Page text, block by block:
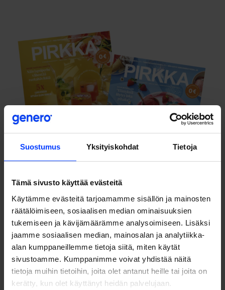
Suostumus Yksityiskohdat Tietoja
Tämä sivusto käyttää evästeitä
Käytämme evästeitä tarjoamamme sisällön ja mainosten
räätälöimiseen, sosiaalisen median ominaisuuksien
tukemiseen ja kävijämäärämme analysoimiseen. Lisäksi
jaamme sosiaalisen median, mainosalan ja analytiikka-
alan kumppaneillemme tietoja siitä, miten käytät
sivustoamme. Kumppanimme voivat yhdistää näitä
tietoja muihin tietoihin, joita olet antanut heille tai joita on
kerätty, kun olet käyttänyt heidän palvelujaan.
Tavoitteet
Pirkan Uudistuksen strategisena tavoitteena oli vastata
paremmin lukijoiden tarpeisiin ja toiveisiin sekä viestiä
yrityksen asioita raikkaalla, modernilla ja